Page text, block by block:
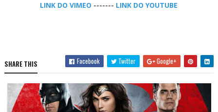
LINK DO VIMEO ------- LINK DO YOUTUBE
SHARE THIS Facebook Twitter Google+